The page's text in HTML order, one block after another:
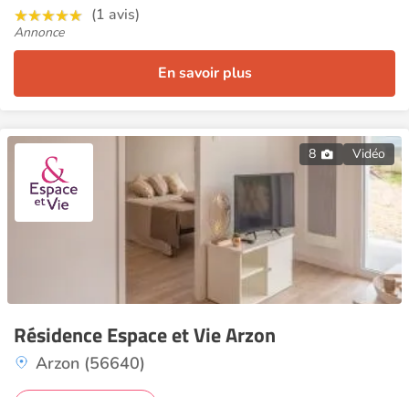
(1 avis)
Annonce
En savoir plus
8 Vidéo
Résidence Espace et Vie Arzon
Arzon (56640)